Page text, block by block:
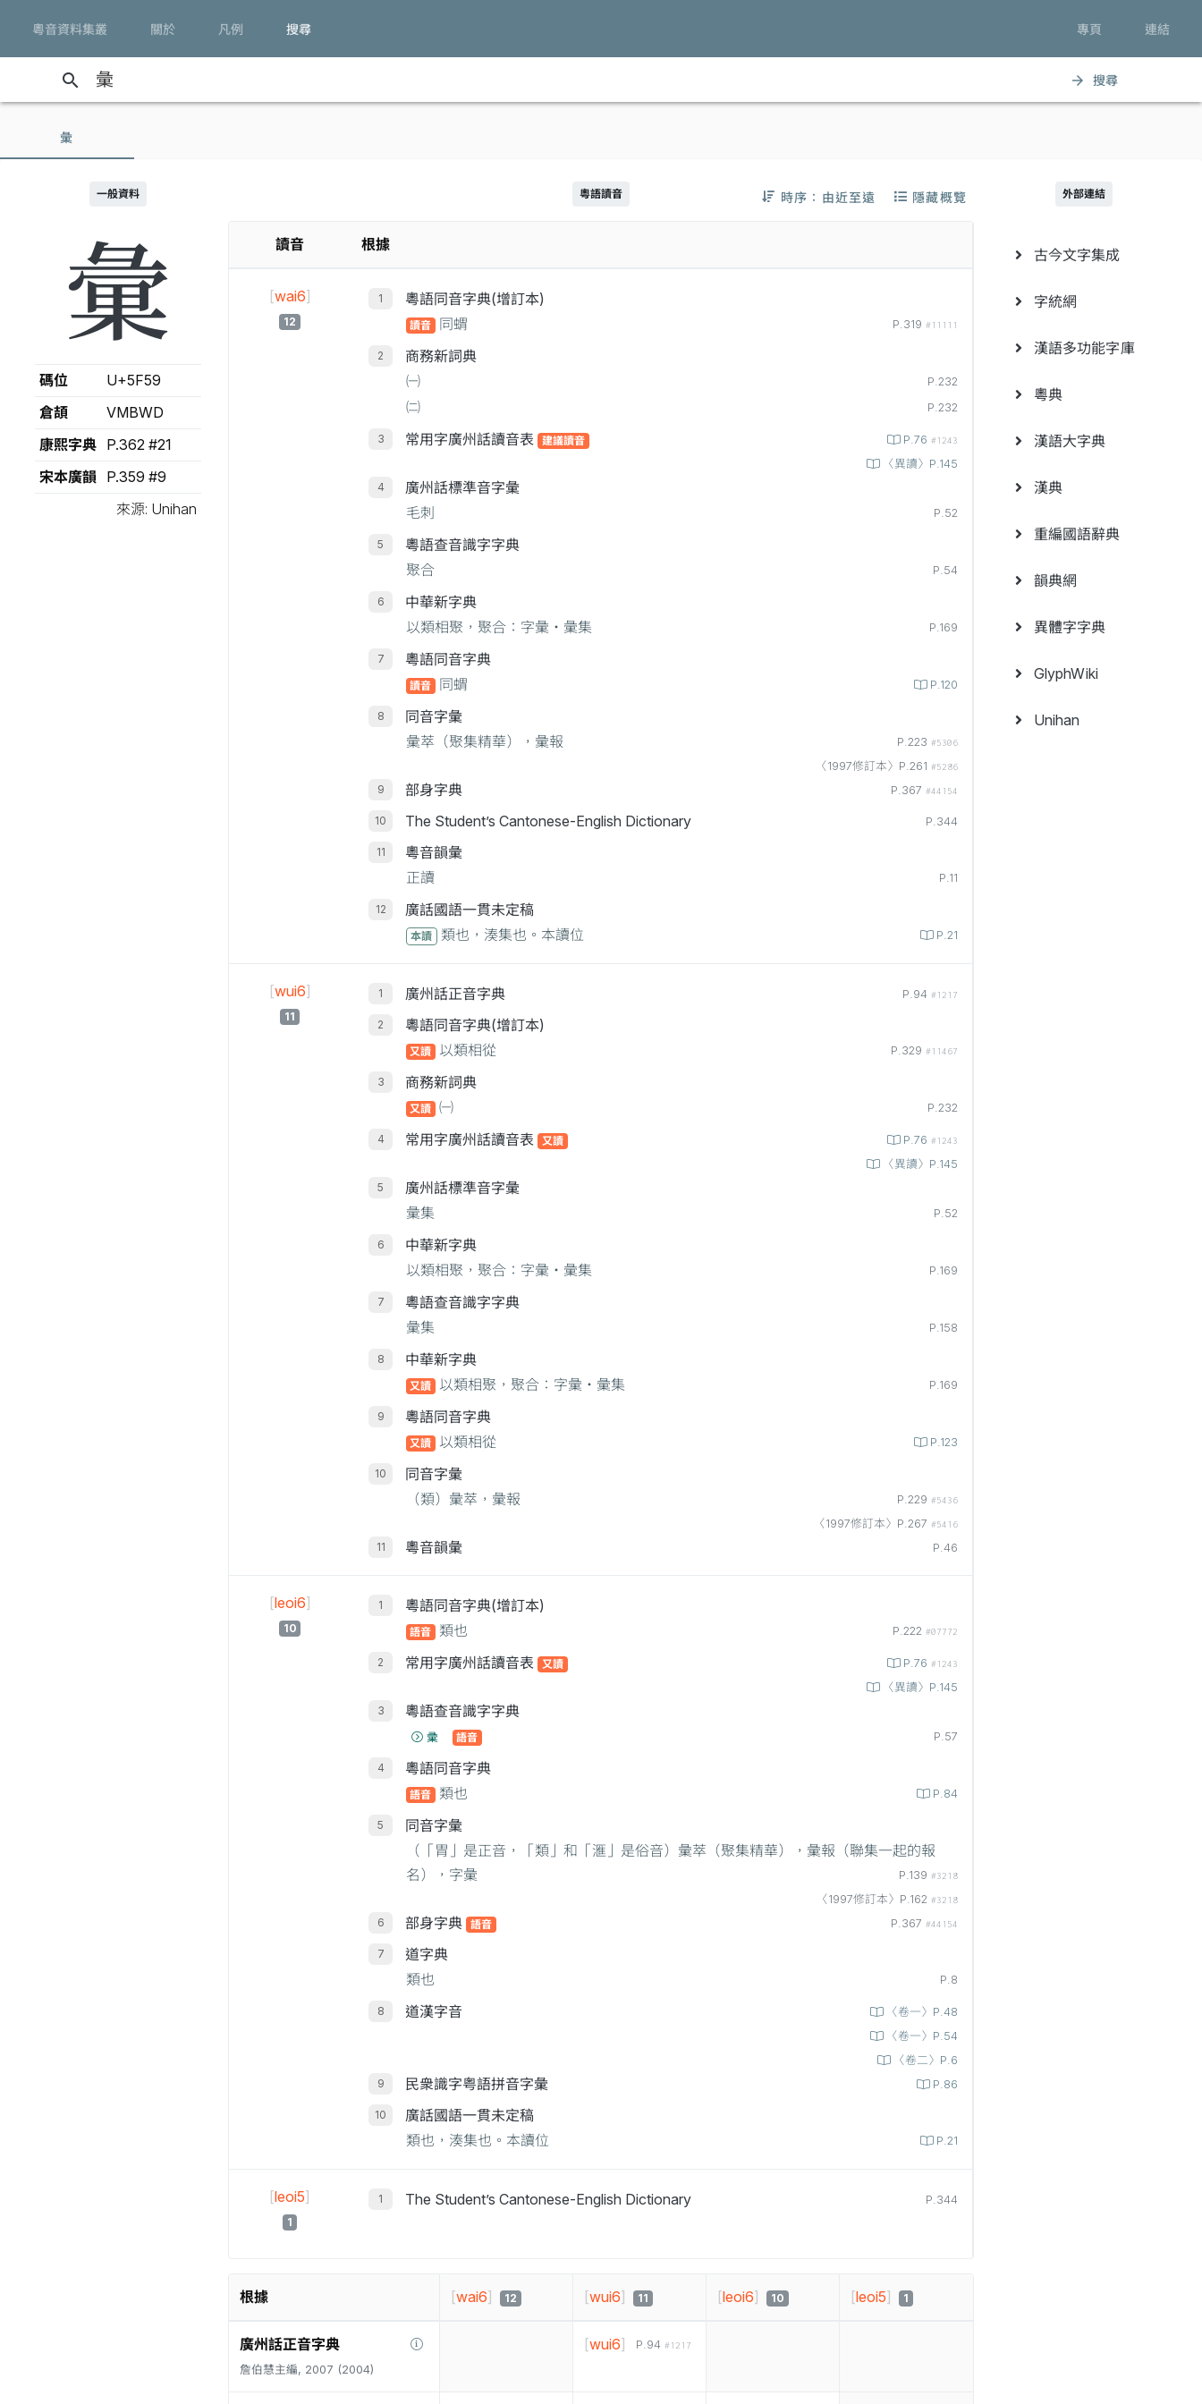
粵音資料集叢 關於 凡例 搜尋 專頁 連結
search arrow_forward 搜尋
彙
一般資料
彙
碼位
U+5F59
倉頡
VMBWD
康熙字典
P.362 #21
宋本廣韻
P.359 #9
來源: Unihan
粵語讀音 時序：由近至遠 隱藏概覽
讀音 根據
[wai6]
12
粵語同音字典(增訂本)
讀音 同蝟 P.319 #11111
商務新詞典
㈠
P.232
㈡ P.232
常用字廣州話讀音表 建議讀音 P.76 #1243
〈異讀〉P.145
廣州話標準音字彙
毛刺
P.52
粵語查音識字字典
聚合
P.54
中華新字典
以類相聚，聚合：字彙‧彙集
P.169
粵語同音字典
讀音 同蝟 P.120
同音字彙
彙萃（聚集精華），彙報
P.223 #5306
〈1997修訂本〉P.261 #5286
部身字典 P.367 #44154
The Student’s Cantonese-English Dictionary P.344
粵音韻彙
正讀
P.11
廣話國語一貫未定稿
本讀 類也，湊集也。本讀位 P.21
[wui6]
11
廣州話正音字典 P.94 #1217
粵語同音字典(增訂本)
又讀 以類相從 P.329 #11467
商務新詞典
又讀 ㈠ P.232
常用字廣州話讀音表 又讀 P.76 #1243
〈異讀〉P.145
廣州話標準音字彙
彙集
P.52
中華新字典
以類相聚，聚合：字彙‧彙集
P.169
粵語查音識字字典
彙集
P.158
中華新字典
又讀 以類相聚，聚合：字彙‧彙集 P.169
粵語同音字典
又讀 以類相從 P.123
同音字彙
（類）彙萃，彙報
P.229 #5436
〈1997修訂本〉P.267 #5416
粵音韻彙 P.46
[leoi6]
10
粵語同音字典(增訂本)
語音 類也 P.222 #07772
常用字廣州話讀音表 又讀 P.76 #1243
〈異讀〉P.145
粵語查音識字字典
彚 語音 P.57
粵語同音字典
語音 類也 P.84
同音字彙
（「胃」是正音，「類」和「滙」是俗音）彙萃（聚集精華），彙報（聯集一起的報
名），字彙
P.139 #3218
〈1997修訂本〉P.162 #3218
部身字典 語音 P.367 #44154
道字典
類也
P.8
道漢字音
〈卷一〉P.48
〈卷一〉P.54
〈卷二〉P.6
民衆識字粤語拼音字彙 P.86
廣話國語一貫未定稿
類也，湊集也。本讀位
P.21
[leoi5]
1
The Student’s Cantonese-English Dictionary P.344
根據 [wai6] 12 [wui6] 11 [leoi6] 10 [leoi5] 1
廣州話正音字典
詹伯慧主編, 2007 (2004)
P.94 #1217
[wui6]
外部連結
古今文字集成
字統網
漢語多功能字庫
粵典
漢語大字典
漢典
重編國語辭典
韻典網
異體字字典
GlyphWiki
Unihan